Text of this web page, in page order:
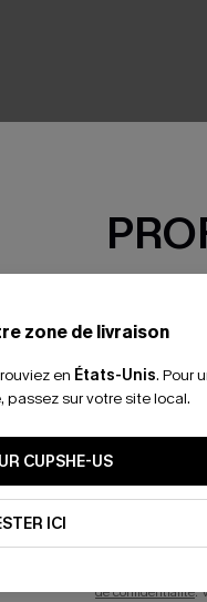
zone de livraison
en États-Unis. Pour
sur votre site local.
CUPSHE-US
ICI
-
*Un code
En soumettant
mails marketing (y
reconnaissez avoir
pouvons utiliser
technologies de
savoir si ceux-ci
personnaliser
produits
de confidentialité.